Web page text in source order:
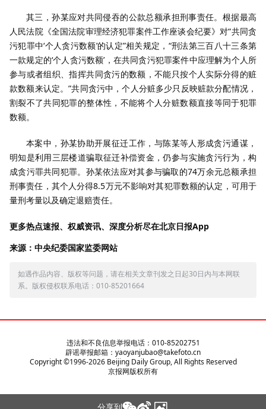
其三，孙某应对共同侵吞的公款总额承担刑事责任。根据最高
人民法院《全国法院审理经济犯罪案件工作座谈会纪要》对“共同贪
污犯罪中‘个人贪污数额’的认定”相关规定，“刑法第三百八十三条第
一款规定的‘个人贪污数额’，在共同贪污犯罪案件中应理解为个人所
参与或者组织、指挥共同贪污的数额，不能只按个人实际分得的赃
款数额来认定。”共同贪污中，个人分赃多少只反映赃款分配情况，
割裂不了共同犯罪的整体性，不能将个人分赃数额直接等同于犯罪
数额。
本案中，孙某协助开展征迁工作，与陈某等人形成贪污通谋，
明知是利用三层楼道骗取征迁补偿资金，仍参与实施贪污行为，构
成贪污罪共同犯罪。孙某依法应对其参与骗取的74万余元总额承担
刑事责任，其个人分得8.5万元不影响对其犯罪数额的认定，可用于
量刑考量以及确定退赔责任。
更多热点速报、权威资讯、深度分析尽在北京日报App
来源：中央纪委国家监委网站
如遇作品内容、版权等问题，请在相关文章刊发之日起30日内与本网联
系。版权侵权联系电话：010-85201664
违法和不良信息举报电话：010-85202751
辟谣举报邮箱：yaoyanjubao@takefoto.cn
Copyright ©1996-2026Beijing Daily Group, All Rights Reserved
京报网版权所有